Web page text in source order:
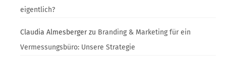
eigentlich?
Claudia Almesbergerzu Branding & Marketing für ein
Vermessungsbüro: Unsere Strategie